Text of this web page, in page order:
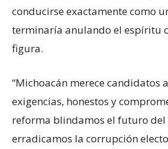
conducirse exactamente como
terminaría anulando el espíritu
figura.
“Michoacán merece candidatos
exigencias, honestos y
reforma blindamos el futuro del
erradicamos la corrupción